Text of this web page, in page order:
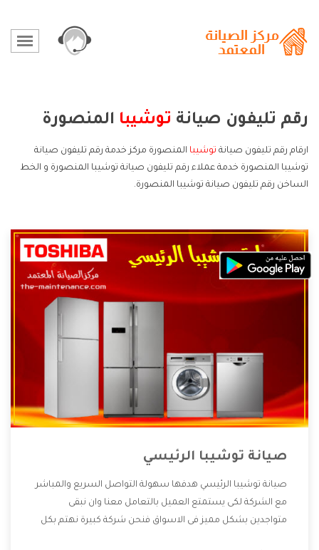
رقم تليفون صيانة توشيبا المنصورة
ارقام رقم تليفون صيانة توشيبا المنصورة مركز خدمة رقم تليفون صيانة
توشيبا المنصورة خدمة عملاء رقم تليفون صيانة توشيبا المنصورة و الخط
الساخن رقم تليفون صيانة توشيبا المنصورة.
صيانة توشيبا الرئيسي
صيانة توشيبا الرئيسي هدفها سهولة التواصل السريع والمباشر
مع الشركة لكى يستمتع العميل بالتعامل معنا وان نبقى
متواجدين بشكل مميز فى الاسواق فنحن شركة كبيرة نهتم بكل